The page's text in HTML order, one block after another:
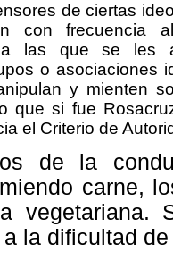
de ciertas
con frecuencia
a las que se les
o asociaciones
y mienten
que si fue
el Criterio de
de la
carne,
vegetariana.
la dificultad